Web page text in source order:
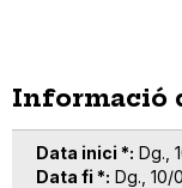
Informació
Data inici * Dg.,
Data fi * Dg., 10/